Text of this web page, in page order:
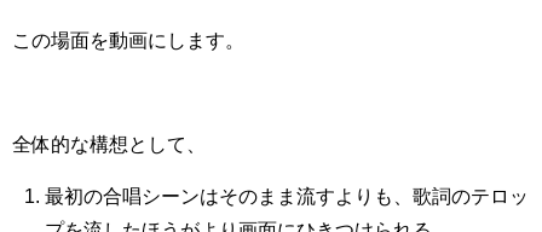
この場面を動画にします。
全体的な構想として、
最初の合唱シーンはそのまま流すよりも、歌詞のテロッ